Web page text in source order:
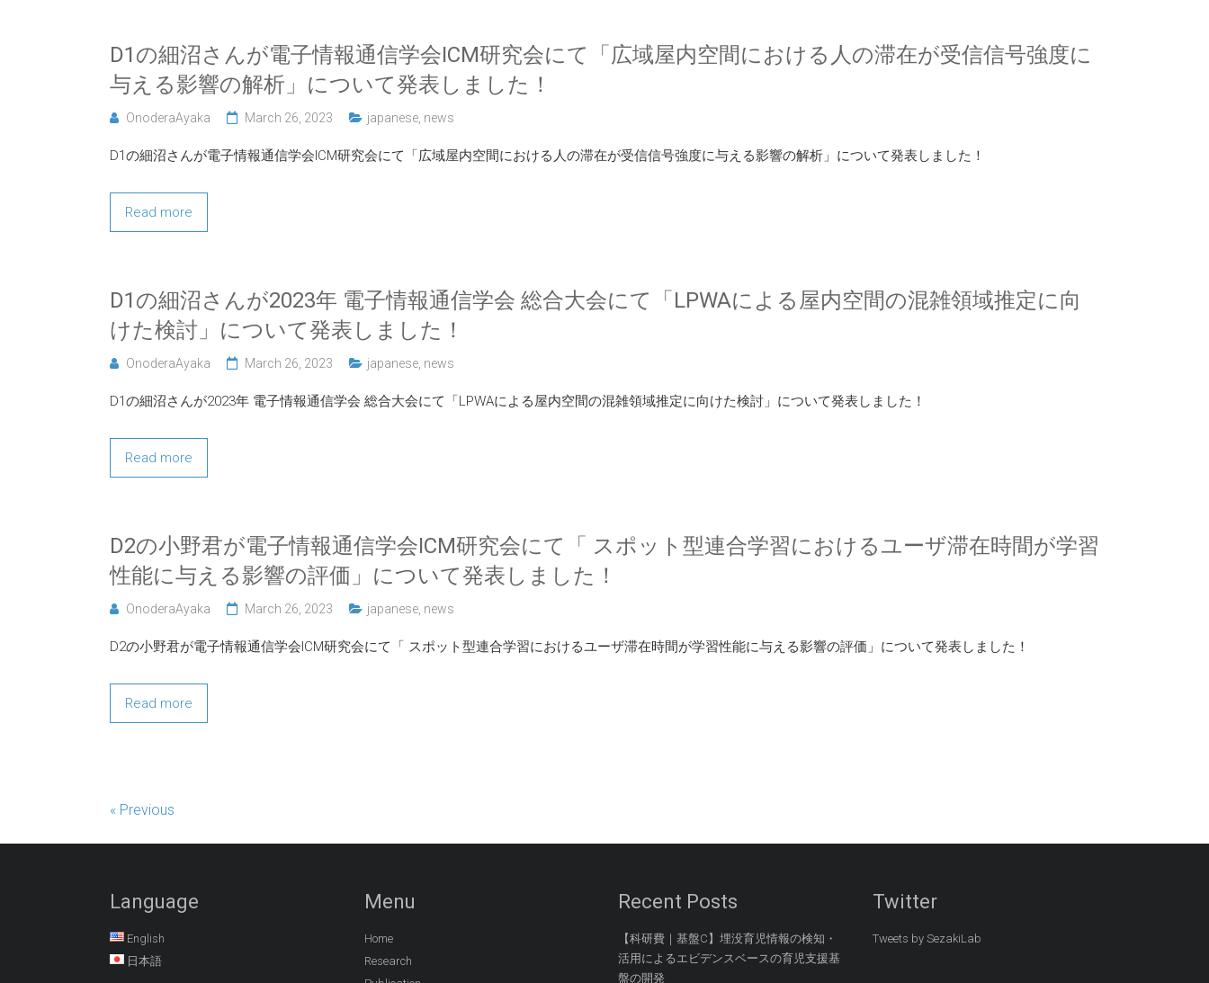
D1の細沼さんが電子情報通信学会ICM研究会にて「広域屋内空間における人の滞在が受信信号強度に
与える影響の解析」について発表しました！
OnoderaAyaka March 26, 2023 japanese news
D1の細沼さんが電子情報通信学会ICM研究会にて「広域屋内空間における人の滞在が受信信号強度に与える影響の解析」について発表しました！
Read more
D1の細沼さんが2023年 電子情報通信学会 総合大会にて「LPWAによる屋内空間の混雑領域推定に向
けた検討」について発表しました！
OnoderaAyaka March 26, 2023 japanese news
D1の細沼さんが2023年 電子情報通信学会 総合大会にて「LPWAによる屋内空間の混雑領域推定に向けた検討」について発表しました！
Read more
D2の小野君が電子情報通信学会ICM研究会にて「 スポット型連合学習におけるユーザ滞在時間が学習
性能に与える影響の評価」について発表しました！
OnoderaAyaka March 26, 2023 japanese news
D2の小野君が電子情報通信学会ICM研究会にて「 スポット型連合学習におけるユーザ滞在時間が学習性能に与える影響の評価」について発表しました！
Read more
« Previous
Language
English
日本語
Menu
Home
Research
Recent Posts
【科研費｜基盤C】埋没育児情報の検知・
活用によるエビデンスベースの育児支援基
盤の開発
Twitter
Tweets by SezakiLab